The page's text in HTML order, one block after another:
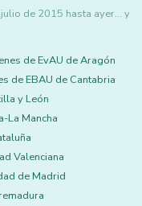
de 2015 hasta ayer... y
de EvAU de Aragón
de EBAU de Cantabria
y León
La Mancha
Valenciana
de Madrid